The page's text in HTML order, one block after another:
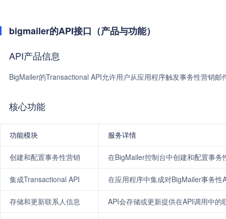
bigmailer的API接口（产品与功能）
API产品信息
BigMailer的Transactional API允许用户从应用程序触发事务性营销邮
核心功能
功能模块 服务详情
创建和配置事务性营销 在BigMailer控制台中创建和配置事
集成Transactional API 在应用程序中集成对BigMailer事务性
存储和更新联系人信息 API会存储或更新提供在API调用中